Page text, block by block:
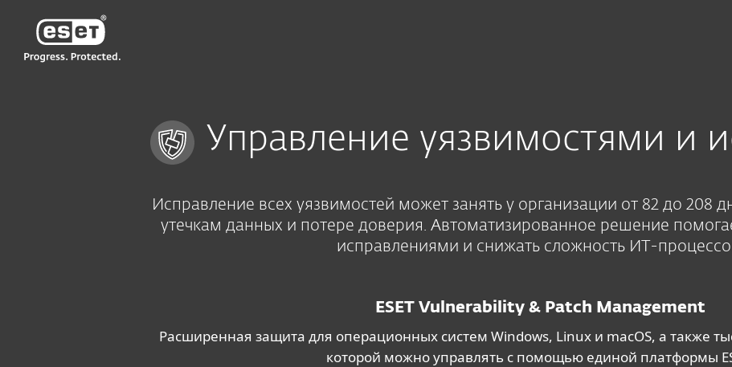
Управление уязвимостями и
Исправление всех уязвимостей может занять у организации от 82 до 208
утечкам данных и потере доверия. Автоматизированное решение
исправлениями и снижать сложность ИТ-
ESET Vulnerability & Patch Management
Расширенная защита для операционных систем Windows, Linux и macOS, а также
которой можно управлять с помощью единой платформы
GE GE-RU2Управление уязвимостями и исправлениями
ESET